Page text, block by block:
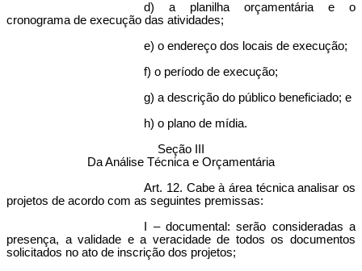
d) a planilha orçamentária e o
cronograma de execução das atividades;
e) o endereço dos locais de execução;
f) o período de execução;
g) a descrição do público beneficiado; e
h) o plano de mídia.
Seção III
Da Análise Técnica e Orçamentária
Art. 12. Cabe à área técnica analisar os
projetos de acordo com as seguintes premissas:
I – documental: serão consideradas a
presença, a validade e a veracidade de todos os documentos
solicitados no ato de inscrição dos projetos;